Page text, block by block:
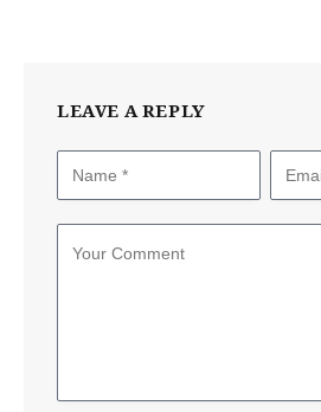
LEAVE A REPLY